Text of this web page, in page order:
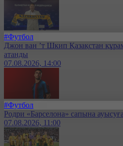
#Футбол
Джон ван ’т Шкип Қазақстан
атанды
07.08.2026, 14:00
#Футбол
Родри «Барселона» сапына
07.08.2026, 11:00